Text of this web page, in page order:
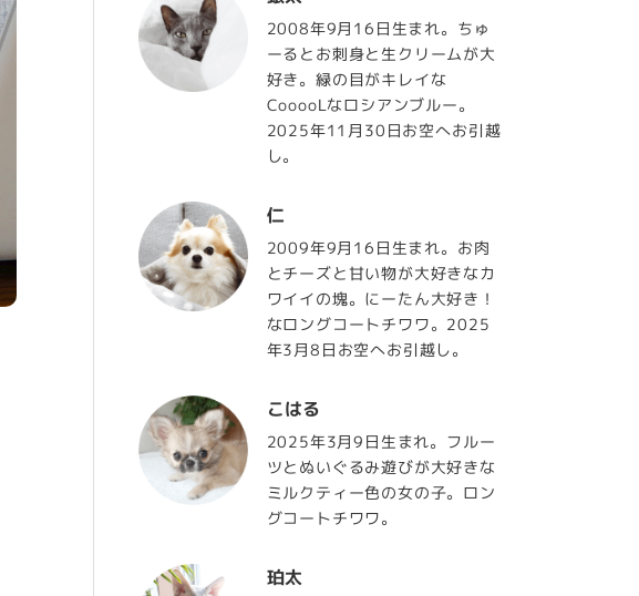
2008年9月16日生まれ。ちゅ
ーるとお刺身と生クリームが大
好き。緑の目がキレイな
CooooLなロシアンブルー。
2025年11月30日お空へお引越
し。
仁
2009年9月16日生まれ。お肉
とチーズと甘い物が大好きなカ
ワイイの塊。にーたん大好き！
なロングコートチワワ。2025
年3月8日お空へお引越し。
こはる
2025年3月9日生まれ。フルー
ツとぬいぐるみ遊びが大好きな
ミルクティー色の女の子。ロン
グコートチワワ。
珀太